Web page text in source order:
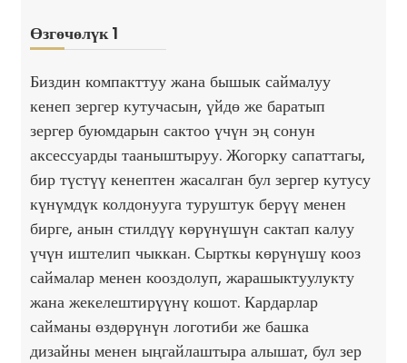
Өзгөчөлүк 1
Биздин компакттуу жана бышык саймалуу
кенеп зергер кутучасын, үйдө же баратып
зергер буюмдарын сактоо үчүн эң сонун
аксессуарды тааныштыруу. Жогорку сапаттагы,
бир түстүү кенептен жасалган бул зергер кутусу
күнүмдүк колдонууга туруштук берүү менен
бирге, анын стилдүү көрүнүшүн сактап калуу
үчүн иштелип чыккан. Сырткы көрүнүшү кооз
саймалар менен кооздолуп, жарашыктуулукту
жана жекелештирүүнү кошот. Кардарлар
сайманы өздөрүнүн логотиби же башка
дизайны менен ыңгайлаштыра алышат, бул зер